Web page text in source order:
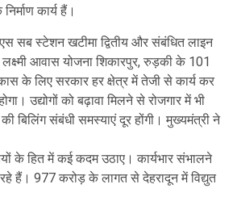
कार्य हैं।
सब स्टेशन खटीमा द्वितीय और संबंधित लाइन
लक्ष्मी आवास योजना शिकारपुर, रुड़की के 101
के लिए सरकार हर क्षेत्र में तेजी से कार्य कर
उद्योगों को बढ़ावा मिलने से रोजगार में भी
बिलिंग संबंधी समस्याएं दूर होंगी। मुख्यमंत्री ने
के हित में कई कदम उठाए। कार्यभार संभालने
हैं। 977 करोड़ के लागत से देहरादून में विद्युत